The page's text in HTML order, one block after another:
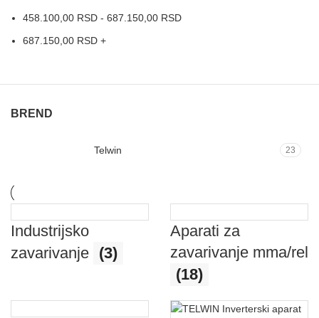
458.100,00 RSD - 687.150,00 RSD
687.150,00 RSD +
BREND
Telwin 23
Industrijsko
zavarivanje (3)
Aparati za
zavarivanje mma/rel
(18)